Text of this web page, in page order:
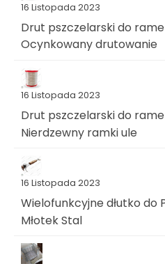
16 Listopada 2023
Drut pszczelarski do
Ocynkowany drutowanie
16 Listopada 2023
Drut pszczelarski do
Nierdzewny ramki ule
16 Listopada 2023
Wielofunkcyjne dłutko do
Młotek Stal